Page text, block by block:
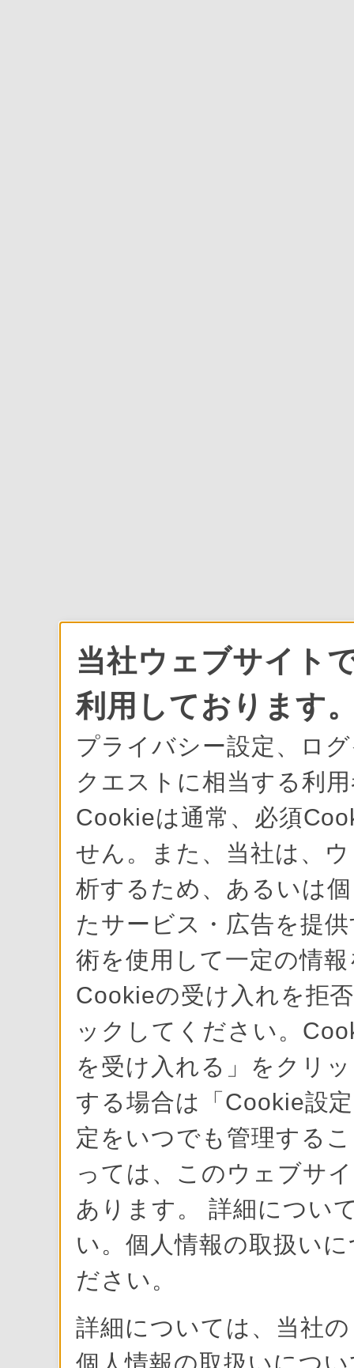
当社ウェブサイト
利用しております
プライバシー設定、ロ
クエストに相当する利
Cookieは通常、必須
せん。また、当社は、
析するため、あるいは
たサービス・広告を提
術を使用して一定の情
Cookieの受け入れを拒
ックしてください。
を受け入れる」をクリ
する場合は「Cookie設
定をいつでも管理する
っては、このウェブサ
あります。 詳細につい
い。個人情報の取扱い
ださい。
詳細については、当社